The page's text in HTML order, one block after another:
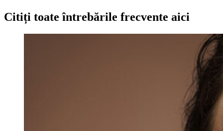
Citiți toate întrebările frecvente aici